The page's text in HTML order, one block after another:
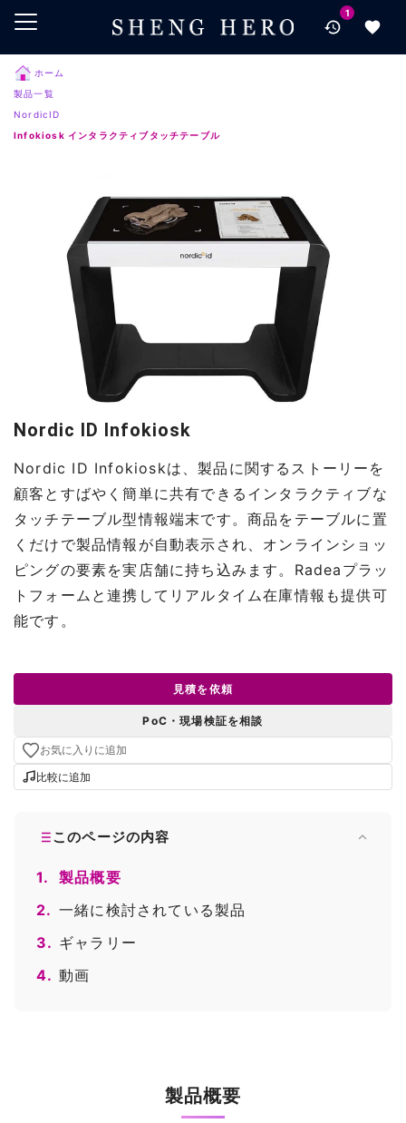
メインコンテンツにスキップ
検索にスキップ
フッターにスキップ
1
ホーム
製品一覧
NordicID
Infokiosk インタラクティブタッチテーブル
Nordic ID Infokiosk
Nordic ID Infokioskは、製品に関するストーリーを
顧客とすばやく簡単に共有できるインタラクティブな
タッチテーブル型情報端末です。商品をテーブルに置
くだけで製品情報が自動表示され、オンラインショッ
ピングの要素を実店舗に持ち込みます。Radeaプラッ
トフォームと連携してリアルタイム在庫情報も提供可
能です。
見積を依頼
PoC・現場検証を相談
お気に入りに追加
比較に追加
このページの内容
1.
製品概要
2. 一緒に検討されている製品
3. ギャラリー
4. 動画
製品概要